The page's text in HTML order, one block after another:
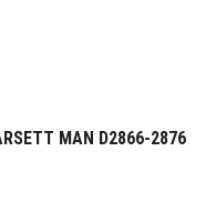
MAN D2866-2876